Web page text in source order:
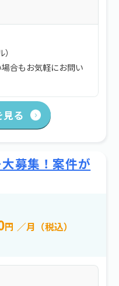
合もお気軽にお問い
見る
募集！案件が
円 ／月（税込）